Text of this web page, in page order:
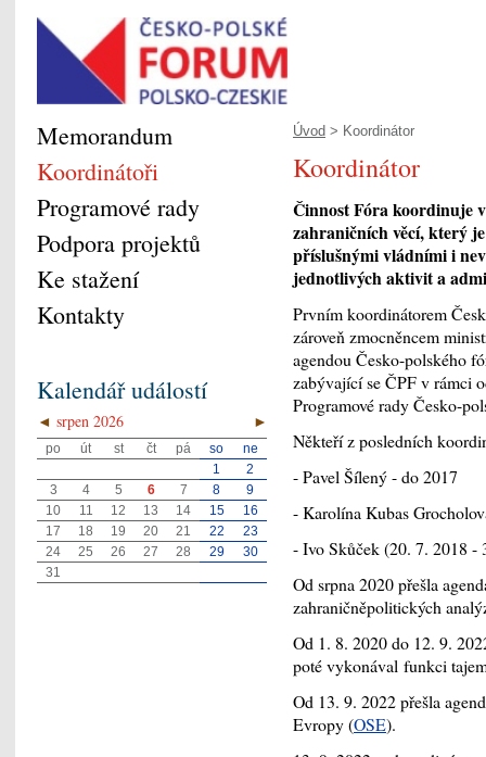
Úvod > Koordinátor
Koordinátor
Činnost Fóra koordinuje
zahraničních věcí, který
příslušnými vládními i
jednotlivých aktivit a
Prvním koordinátorem
zároveň zmocněncem
agendou Česko-polského
zabývající se ČPF v rámci
Programové rady Česko-
Někteří z posledních
- Pavel Šílený - do 2017
- Karolína Kubas
- Ivo Skůček (20. 7. 2018 -
Od srpna 2020 přešla
zahraničněpolitických
Od 1. 8. 2020 do 12. 9.
poté vykonával funkci
Od 13. 9. 2022 přešla
Evropy (OSE).
Memorandum
Koordinátoři
Programové rady
Podpora projektů
Ke stažení
Kontakty
Kalendář událostí
◄ ►
srpen 2026
po út st čt pá so
ne
1
2
3
4 5 6 7 8
9
10
11 12 13 14 15
16
17
18 19 20 21 22
23
24
25 26 27 28 29
30
31